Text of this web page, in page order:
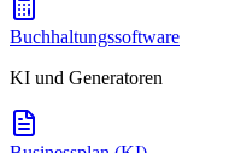
Buchhaltungssoftware
KI und Generatoren